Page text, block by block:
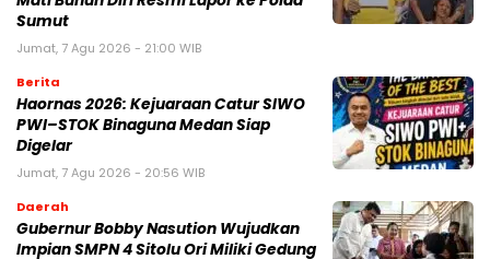
Sumut
Jumat, 7 Agu 2026 - 21:00 WIB
Berita
Haornas 2026: Kejuaraan Catur SIWO
PWI–STOK Binaguna Medan Siap
Digelar
Jumat, 7 Agu 2026 - 20:56 WIB
Daerah
Gubernur Bobby Nasution Wujudkan
Impian SMPN 4 Sitolu Ori Miliki Gedung